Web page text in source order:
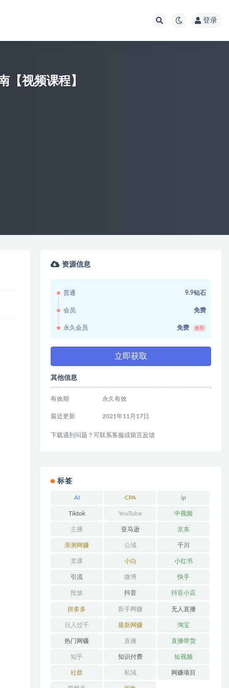
登录
【视频课程】
资源信息
普通 9.9钻石
会员 免费
永久会员 免费 推荐
立即获取
其他信息
有效期 永久有效
最近更新 2021年11月17日
下载遇到问题？可联系客服或留言反馈
标签
AI CPA ip
Tiktok YouTube 中视频
主播 亚马逊 京东
亲测网赚 公域 千川
卖课 小白 小红书
引流 微博 快手
投放 抖音 抖音小店
拼多多 新手网赚 无人直播
日入过千 最新网赚 淘宝
热门网赚 直播 直播带货
知乎 知识付费 短视频
社群 私域 网赚项目